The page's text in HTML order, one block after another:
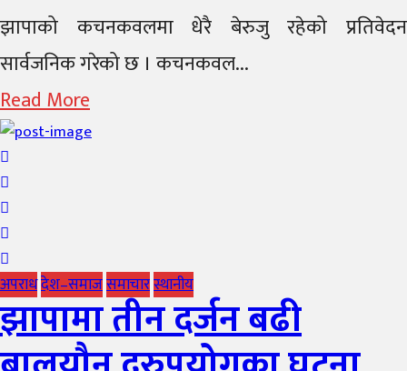
झापाको कचनकवलमा धेरै बेरुजु रहेको प्रतिवेदन
सार्वजनिक गरेको छ । कचनकवल...
Read More
अपराधदेश–समाजसमाचारस्थानीय
झापामा तीन दर्जन बढी